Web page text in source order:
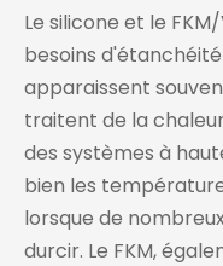
Le silicone et le
besoins
apparaissent
traitent de la
des systèmes à
bien les
lorsque de
durcir. Le FKM,